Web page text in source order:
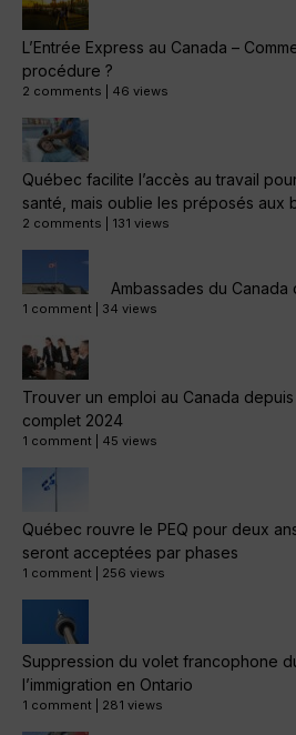
L’Entrée Express au Canada –
procédure ?
2 comments 46 views
Québec facilite l’accès au travail
santé, mais oublie les préposés aux
2 comments 131 views
Ambassades du Canada
1 comment 34 views
Trouver un emploi au Canada
complet 2024
1 comment 45 views
Québec rouvre le PEQ pour deux
seront acceptées par phases
1 comment 256 views
Suppression du volet francophone
l’immigration en Ontario
1 comment 281 views